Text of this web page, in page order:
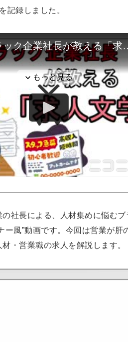
記録しました。
社長による、人材集めに悩むブ
ー風”動画です。今回は営業が肝
・営業職の求人を解説します。